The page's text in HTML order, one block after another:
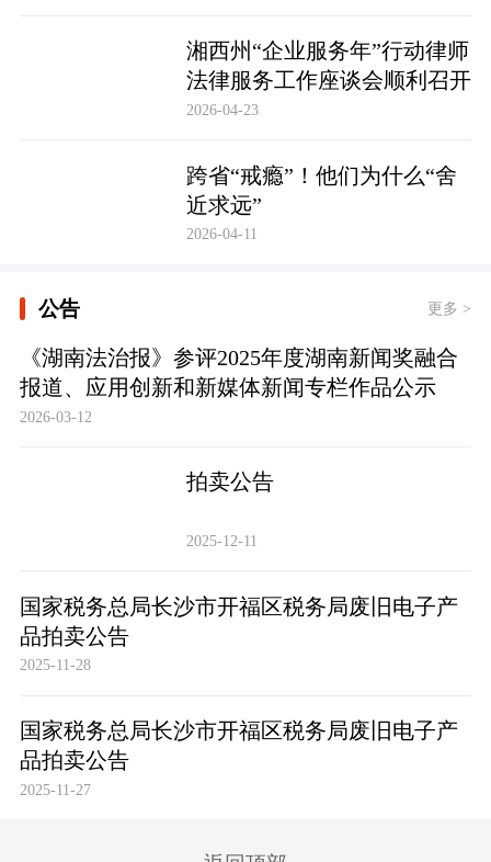
湘西州“企业服务年”行动律师
法律服务工作座谈会顺利召开
2026-04-23
跨省“戒瘾”！他们为什么“舍
近求远”
2026-04-11
公告 更多 >
《湖南法治报》参评2025年度湖南新闻奖融合
报道、应用创新和新媒体新闻专栏作品公示
2026-03-12
拍卖公告
2025-12-11
国家税务总局长沙市开福区税务局废旧电子产
品拍卖公告
2025-11-28
国家税务总局长沙市开福区税务局废旧电子产
品拍卖公告
2025-11-27